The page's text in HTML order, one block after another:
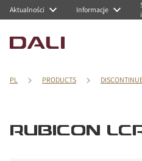
Aktualności Informacje
PL PRODUCTS
RUBICON